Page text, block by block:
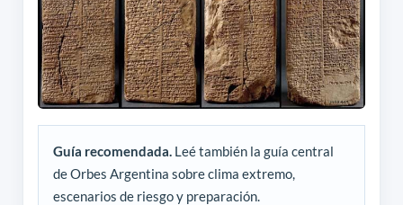
Guía recomendada.Leé también la guía central
de Orbes Argentina sobre clima extremo,
escenarios de riesgo y preparación.